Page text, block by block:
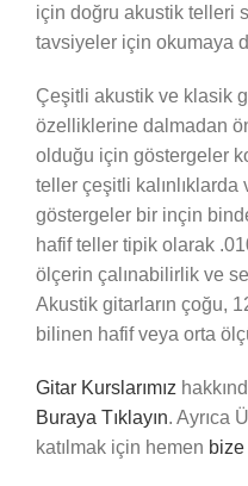
için doğru akustik telleri
tavsiyeler için okumaya
Çeşitli akustik ve klasik
özelliklerine dalmadan
olduğu için göstergeler
teller çeşitli
göstergeler bir inçin
hafif teller tipik olarak
ölçerin çalınabilirlik ve
Akustik gitarların çoğu,
bilinen hafif veya orta
Gitar Kurslarımız
Buraya Tıklayın. Ayrıca
katılmak için hemen bize